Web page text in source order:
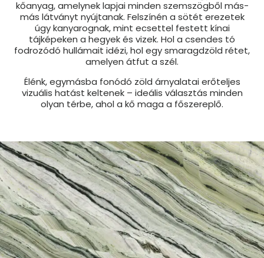
kőanyag, amelynek lapjai minden szemszögből más-
más látványt nyújtanak. Felszínén a sötét erezetek
úgy kanyarognak, mint ecsettel festett kínai
tájképeken a hegyek és vizek. Hol a csendes tó
fodrozódó hullámait idézi, hol egy smaragdzöld rétet,
amelyen átfut a szél.
Élénk, egymásba fonódó zöld árnyalatai erőteljes
vizuális hatást keltenek – ideális választás minden
olyan térbe, ahol a kő maga a főszereplő.